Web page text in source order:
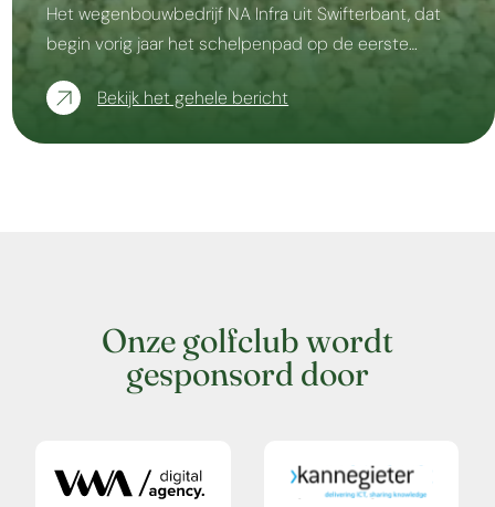
Het wegenbouwbedrijf NA Infra uit Swifterbant, dat
begin vorig jaar het schelpenpad op de eerste…
Bekijk het gehele bericht
Onze golfclub wordt
gesponsord door